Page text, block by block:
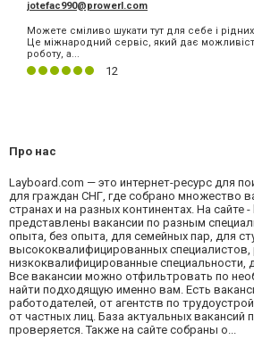
jotefac990@prowerl.com
Можете сміливо шукати тут для себе і
Це міжнародний сервіс, який дає
роботу, а...
12
Про нас
Layboard.com — это интернет-ресурс для
для граждан СНГ, где собрано множество
странах и на разных континентах. На
представлены вакансии по разным
опыта, без опыта, для семейных пар, для
высококвалифицированных специалистов,
низкоквалифицированные специальности,
Все вакансии можно отфильтровать по
найти подходящую именно вам. Есть
работодателей, от агентств по
от частных лиц. База актуальных вакансий
проверяется. Также на сайте собраны о...